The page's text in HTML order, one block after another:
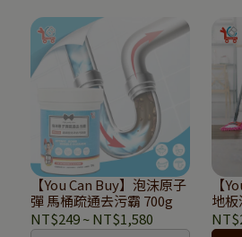
【You Can Buy】泡沫原子
彈 馬桶疏通去污霸 700g
NT$249~NT$1,580
【
地